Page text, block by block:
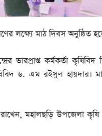
লক্ষ্যে মাঠ দিবস অনুষ্ঠিত
ভারপ্রাপ্ত কর্মকর্তা
ড. এম রইসুল হায়দার।
মহালছড়ি উপজেলা